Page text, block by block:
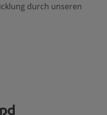
durch unseren